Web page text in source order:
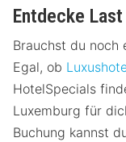
Entdecke
Brauchst du noch
Egal, ob
HotelSpecials
Luxemburg für
Buchung kannst